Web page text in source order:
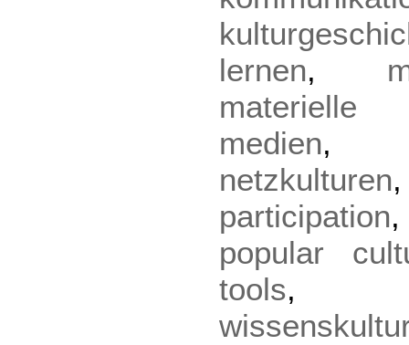
lernen,
materielle
medien
netzkulturen
participation
popular
tools